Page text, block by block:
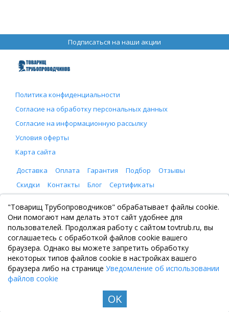
Подписаться на наши акции
Политика конфиденциальности
Согласие на обработку персональных данных
Согласие на информационную рассылку
Условия оферты
Карта сайта
Доставка
Оплата Гарантия Подбор
Отзывы
Скидки
Контакты Блог Сертификаты
ООО "Товарищ Трубопроводчиков"
Москва, Рязанский проспект 8, с. 2
+7 (495) 065-46-75
zakaz@tovtrub.ru
09:00-17:00 ПН-ПТ
Склад: Москва, Рязанский проспект 8, с. 2
© Все права защищены. Информация сайта защищена законом об авторских правах, 2020-
"Товарищ Трубопроводчиков" обрабатывает файлы cookie.
Они помогают нам делать этот сайт удобнее для
пользователей. Продолжая работу с сайтом tovtrub.ru, вы
соглашаетесь с обработкой файлов cookie вашего
браузера. Однако вы можете запретить обработку
некоторых типов файлов cookie в настройках вашего
браузера либо на странице Уведомление об использовании
файлов cookie
OK